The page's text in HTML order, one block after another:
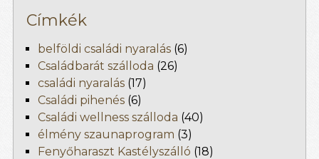
Címkék
belföldi családi nyaralás (6)
Családbarát szálloda (26)
családi nyaralás (17)
Családi pihenés (6)
Családi wellness szálloda (40)
élmény szaunaprogram (3)
Fenyőharaszt Kastélyszálló (18)